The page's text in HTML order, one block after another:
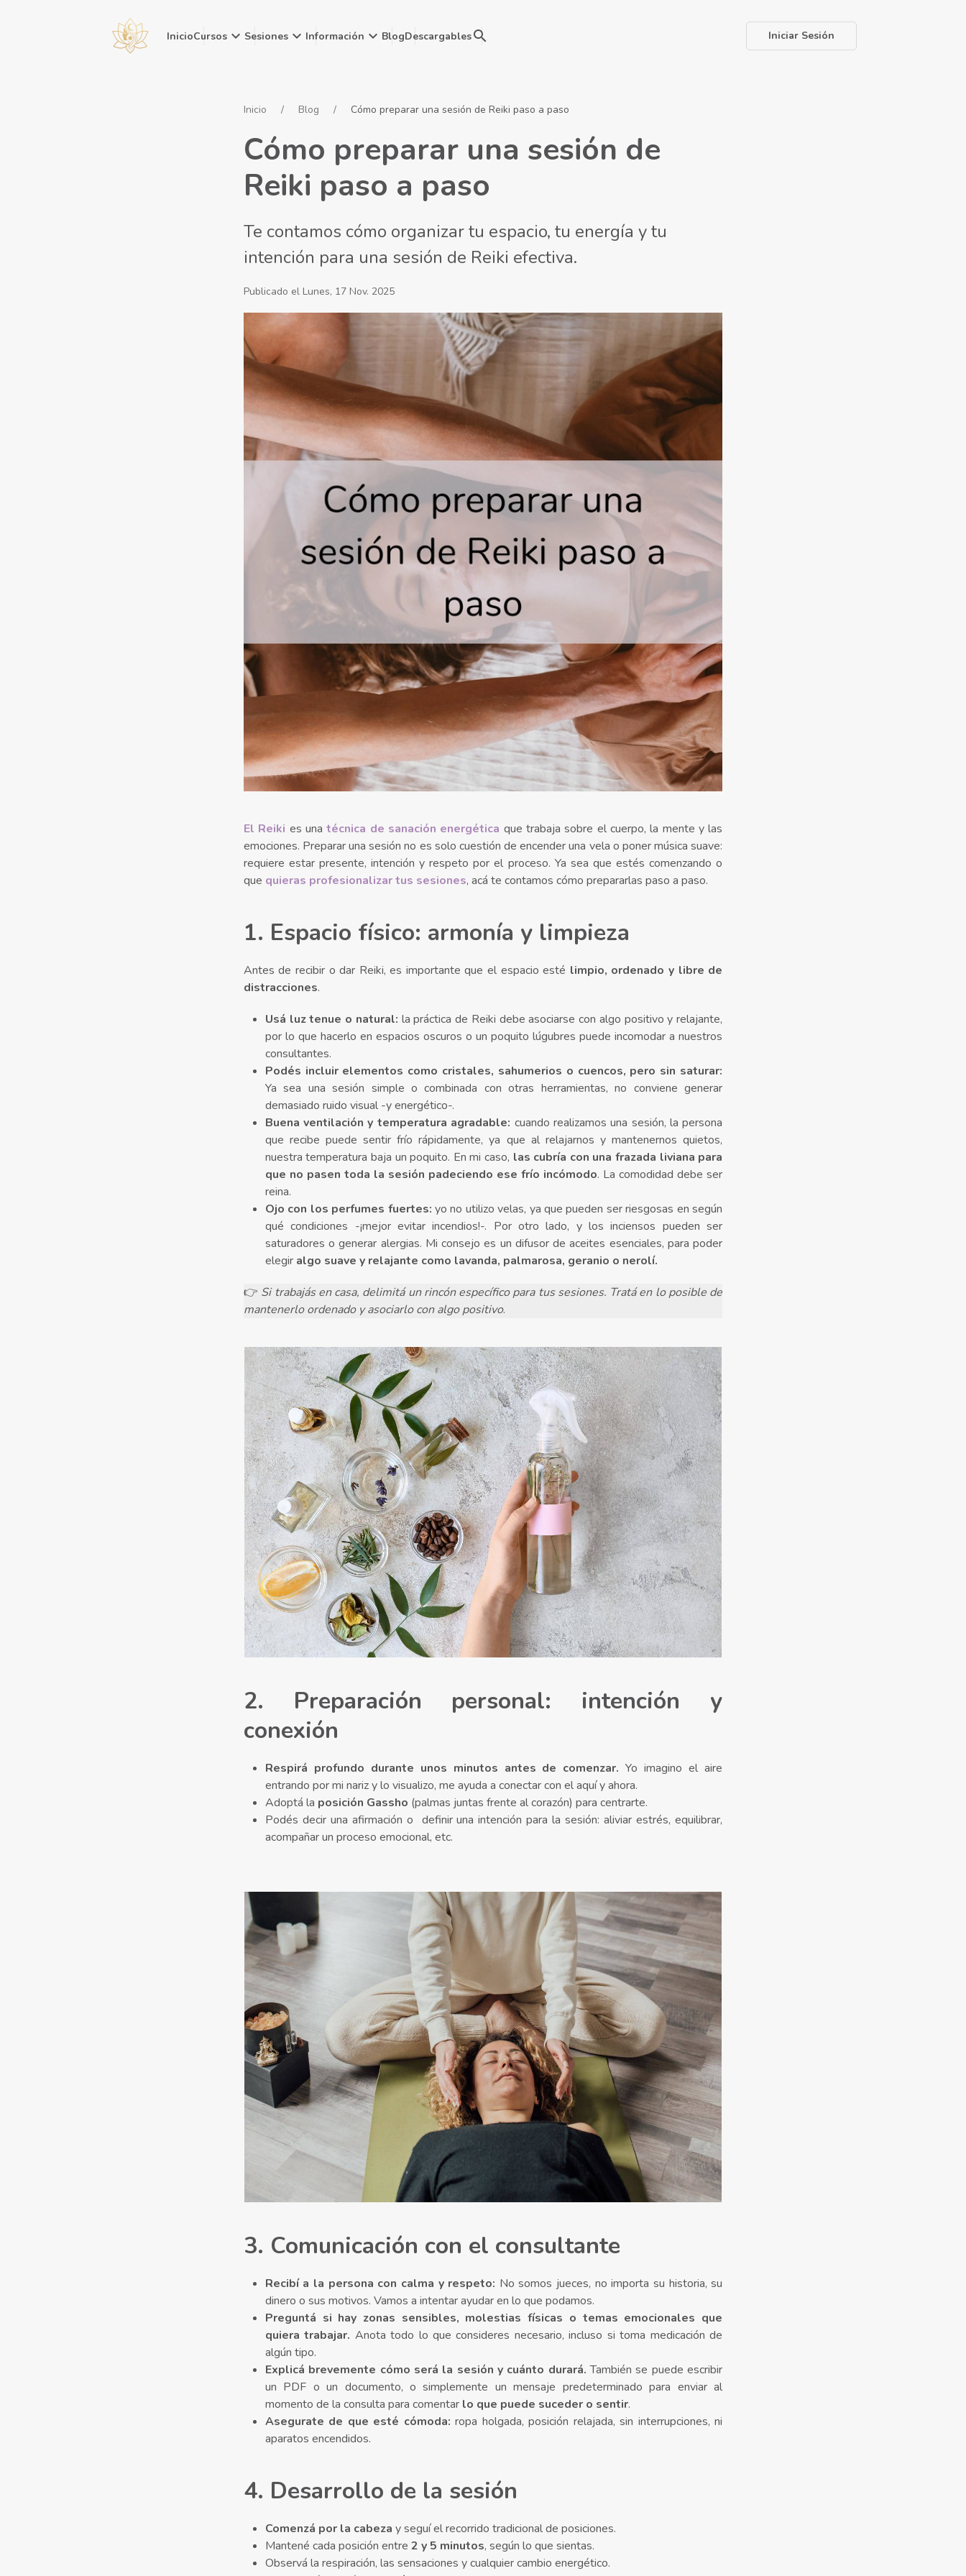
InicioCursos keyboard_arrow_down Sesiones keyboard_arrow_down Información keyboard_arrow_down BlogDescargablessearch Iniciar Sesión
Inicio Blog Cómo preparar una sesión de Reiki paso a paso
Cómo preparar una sesión de
Reiki paso a paso
Te contamos cómo organizar tu espacio, tu energía y tu
intención para una sesión de Reiki efectiva.
Publicado el Lunes, 17 Nov. 2025
El Reiki es unatécnica de sanación energética que trabaja sobre el cuerpo, la mente y las
emociones. Preparar una sesión no es solo cuestión de encender una vela o poner música suave:
requiere estar presente, intención y respeto por el proceso. Ya sea que estés comenzando o
que quieras profesionalizar tus sesiones, acá te contamos cómo prepararlas paso a paso.
1. Espacio físico: armonía y limpieza
Antes de recibir o dar Reiki, es importante que el espacio esté limpio, ordenado y libre de
distracciones.
Usá luz tenue o natural: la práctica de Reiki debe asociarse con algo positivo y relajante,
por lo que hacerlo en espacios oscuros o un poquito lúgubres puede incomodar a nuestros
consultantes.
Podés incluir elementos como cristales, sahumerios o cuencos, pero sin saturar:
Ya sea una sesión simple o combinada con otras herramientas, no conviene generar
demasiado ruido visual -y energético-.
Buena ventilación y temperatura agradable: cuando realizamos una sesión, la persona
que recibe puede sentir frío rápidamente, ya que al relajarnos y mantenernos quietos,
nuestra temperatura baja un poquito. En mi caso, las cubría con una frazada liviana para
que no pasen toda la sesión padeciendo ese frío incómodo. La comodidad debe ser
reina.
Ojo con los perfumes fuertes: yo no utilizo velas, ya que pueden ser riesgosas en según
qué condiciones -¡mejor evitar incendios!-. Por otro lado, y los inciensos pueden ser
saturadores o generar alergias. Mi consejo es un difusor de aceites esenciales, para poder
elegir algo suave y relajante como lavanda, palmarosa, geranio o nerolí.
👉 Si trabajás en casa, delimitá un rincón específico para tus sesiones. Tratá en lo posible de
mantenerlo ordenado y asociarlo con algo positivo.
2. Preparación personal: intención y
conexión
Respirá profundo durante unos minutos antes de comenzar. Yo imagino el aire
entrando por mi nariz y lo visualizo, me ayuda a conectar con el aquí y ahora.
Adoptá la posición Gassho (palmas juntas frente al corazón) para centrarte.
Podés decir una afirmación o definir una intención para la sesión: aliviar estrés, equilibrar,
acompañar un proceso emocional, etc.
3. Comunicación con el consultante
Recibí a la persona con calma y respeto: No somos jueces, no importa su historia, su
dinero o sus motivos. Vamos a intentar ayudar en lo que podamos.
Preguntá si hay zonas sensibles, molestias físicas o temas emocionales que
quiera trabajar. Anota todo lo que consideres necesario, incluso si toma medicación de
algún tipo.
Explicá brevemente cómo será la sesión y cuánto durará. También se puede escribir
un PDF o un documento, o simplemente un mensaje predeterminado para enviar al
momento de la consulta para comentar lo que puede suceder o sentir.
Asegurate de que esté cómoda:ropa holgada, posición relajada, sin interrupciones, ni
aparatos encendidos.
4. Desarrollo de la sesión
Comenzá por la cabeza y seguí el recorrido tradicional de posiciones.
Mantené cada posición entre 2 y 5 minutos, según lo que sientas.
Observá la respiración, las sensaciones y cualquier cambio energético.